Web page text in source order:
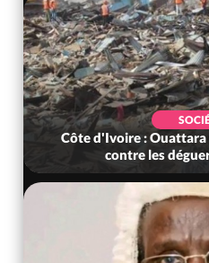
Côte d'Ivoire :
contre les